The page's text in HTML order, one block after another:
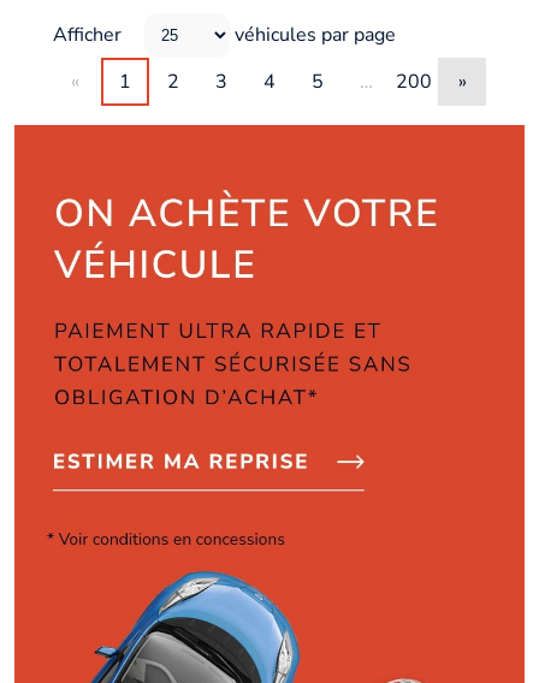
Afficher
véhicules par page
«
1 2 3 4 5 … 200 »